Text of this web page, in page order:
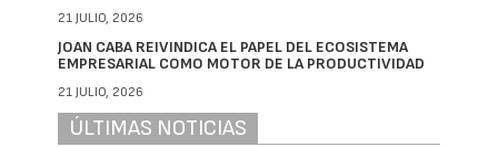
21 JULIO, 2026
JOAN CABA REIVINDICA EL PAPEL DEL ECOSISTEMA
EMPRESARIAL COMO MOTOR DE LA PRODUCTIVIDAD
21 JULIO, 2026
ÚLTIMAS NOTICIAS